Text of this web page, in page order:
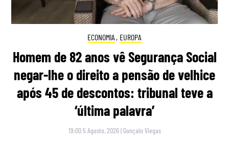
ECONOMIA , EUROPA
Homem de 82 anos vê Segurança Social
negar-lhe o direito a pensão de velhice
após 45 de descontos: tribunal teve a
‘última palavra’
19:00 5 Agosto, 2026 | Gonçalo Viegas